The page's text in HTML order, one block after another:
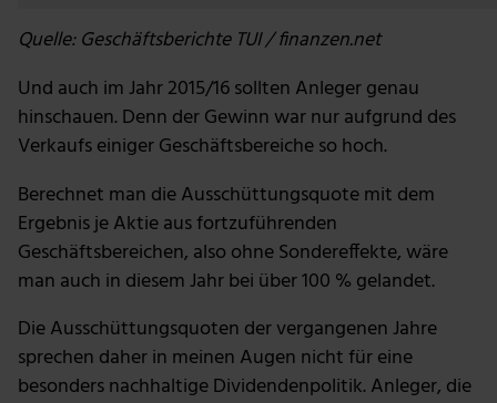
deiner Verwendung unserer Website an unsere Partner für
Informationen möglicherweise mit weiteren Daten
ihnen bereitgestellt hast oder die sie im Rahmen deiner
Dienste gesammelt haben.
Quelle: Geschäftsberichte TUI / finanzen.net
Und auch im Jahr 2015/16 sollten Anleger genau
hinschauen. Denn der Gewinn war nur aufgrund des
Verkaufs einiger Geschäftsbereiche so hoch.
Berechnet man die Ausschüttungsquote mit dem
Ergebnis je Aktie aus fortzuführenden
Geschäftsbereichen, also ohne Sondereffekte, wäre
man auch in diesem Jahr bei über 100 % gelandet.
Die Ausschüttungsquoten der vergangenen Jahre
sprechen daher in meinen Augen nicht für eine
besonders nachhaltige Dividendenpolitik. Anleger, die